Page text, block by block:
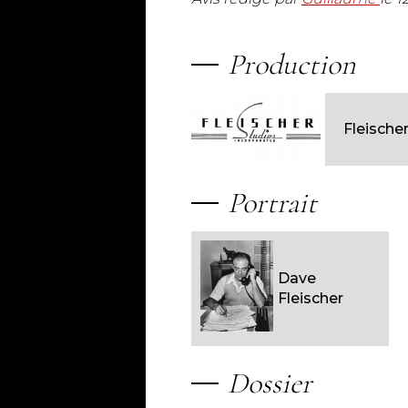
Production
Portrait
Dave
Fleischer
Dossier